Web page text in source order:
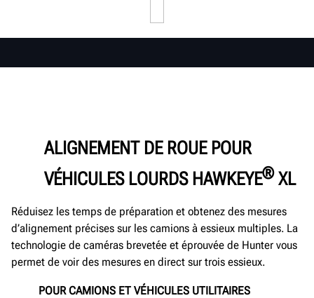
ALIGNEMENT DE ROUE POUR
VÉHICULES LOURDS HAWKEYE®XL
Réduisez les temps de préparation et obtenez des mesures
d’alignement précises sur les camions à essieux multiples. La
technologie de caméras brevetée et éprouvée de Hunter vous
permet de voir des mesures en direct sur trois essieux.
POUR CAMIONS ET VÉHICULES UTILITAIRES